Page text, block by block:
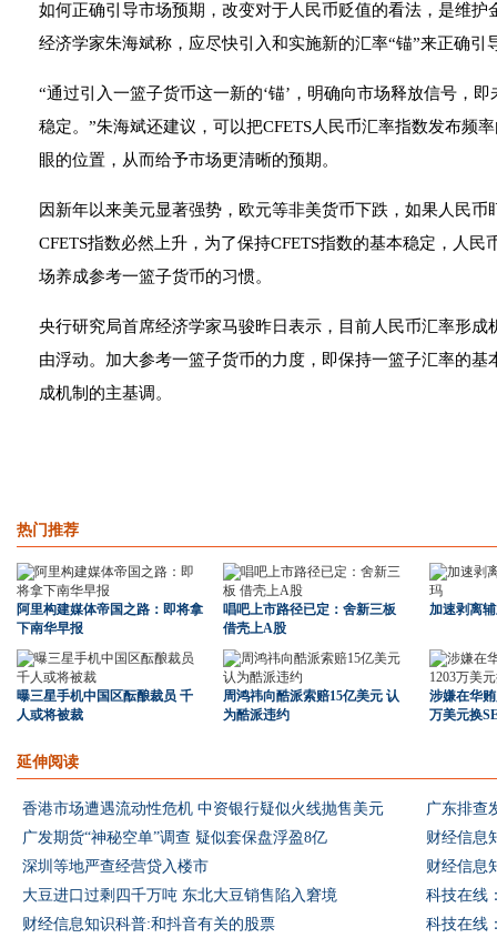
如何正确引导市场预期，改变对于人民币贬值的看法，是维
经济学家朱海斌称，应尽快引入和实施新的汇率“锚”来正确
“通过引入一篮子货币这一新的‘锚’，明确向市场释放信号，
稳定。”朱海斌还建议，可以把CFETS人民币汇率指数发布频
眼的位置，从而给予市场更清晰的预期。
因新年以来美元显著强势，欧元等非美货币下跌，如果人民
CFETS指数必然上升，为了保持CFETS指数的基本稳定，人
场养成参考一篮子货币的习惯。
央行研究局首席经济学家马骏昨日表示，目前人民币汇率形
由浮动。加大参考一篮子货币的力度，即保持一篮子汇率的
成机制的主基调。
热门推荐
阿里构建媒体帝国之路：即将拿
下南华早报
唱吧上市路径已定：舍新三板
借壳上A股
加速剥离
曝三星手机中国区酝酿裁员 千
人或将被裁
周鸿祎向酷派索赔15亿美元 认
为酷派违约
涉嫌在华
万美元换
延伸阅读
香港市场遭遇流动性危机 中资银行疑似火线抛售美元
广东排查
广发期货“神秘空单”调查 疑似套保盘浮盈8亿
财经信息
深圳等地严查经营贷入楼市
财经信息
大豆进口过剩四千万吨 东北大豆销售陷入窘境
财经信息知识科普:和抖音有关的股票